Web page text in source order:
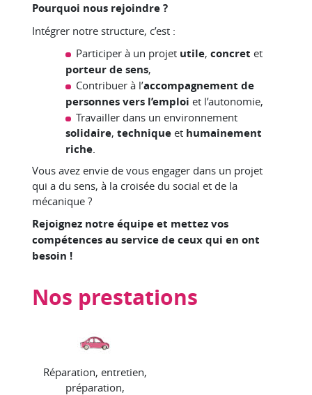
Pourquoi nous rejoindre ?
Intégrer notre structure, c’est :
Participer à un projet utile, concret et
porteur de sens,
Contribuer à l’accompagnement de
personnes vers l’emploi et l’autonomie,
Travailler dans un environnement
solidaire, technique et humainement
riche.
Vous avez envie de vous engager dans un projet
qui a du sens, à la croisée du social et de la
mécanique ?
Rejoignez notre équipe et mettez vos
compétences au service de ceux qui en ont
besoin !
Nos prestations
Réparation, entretien,
préparation,